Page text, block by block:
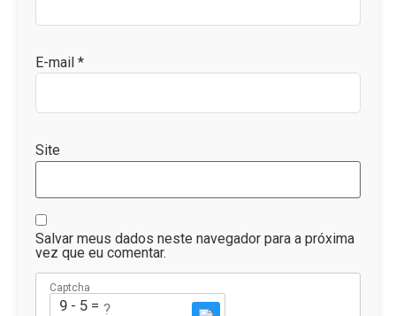
E-mail *
Site
Salvar meus dados neste navegador para a próxima
vez que eu comentar.
Captcha
9 - 5 = ?